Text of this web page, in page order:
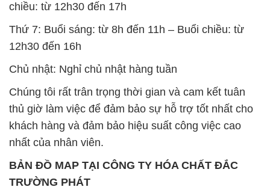
chiều: từ 12h30 đến 17h
Thứ 7: Buổi sáng: từ 8h đến 11h – Buổi chiều: từ
12h30 đến 16h
Chủ nhật: Nghỉ chủ nhật hàng tuần
Chúng tôi rất trân trọng thời gian và cam kết tuân
thủ giờ làm việc để đảm bảo sự hỗ trợ tốt nhất cho
khách hàng và đảm bảo hiệu suất công việc cao
nhất của nhân viên.
BẢN ĐỒ MAP TẠI CÔNG TY HÓA CHẤT ĐẮC
TRƯỜNG PHÁT